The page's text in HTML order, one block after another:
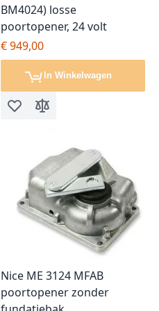
BM4024) losse
poortopener, 24 volt
€ 949,00
In Winkelwagen
Voeg toe aan verlanglijst
Toevoegen om te
Nice ME 3124 MFAB
poortopener zonder